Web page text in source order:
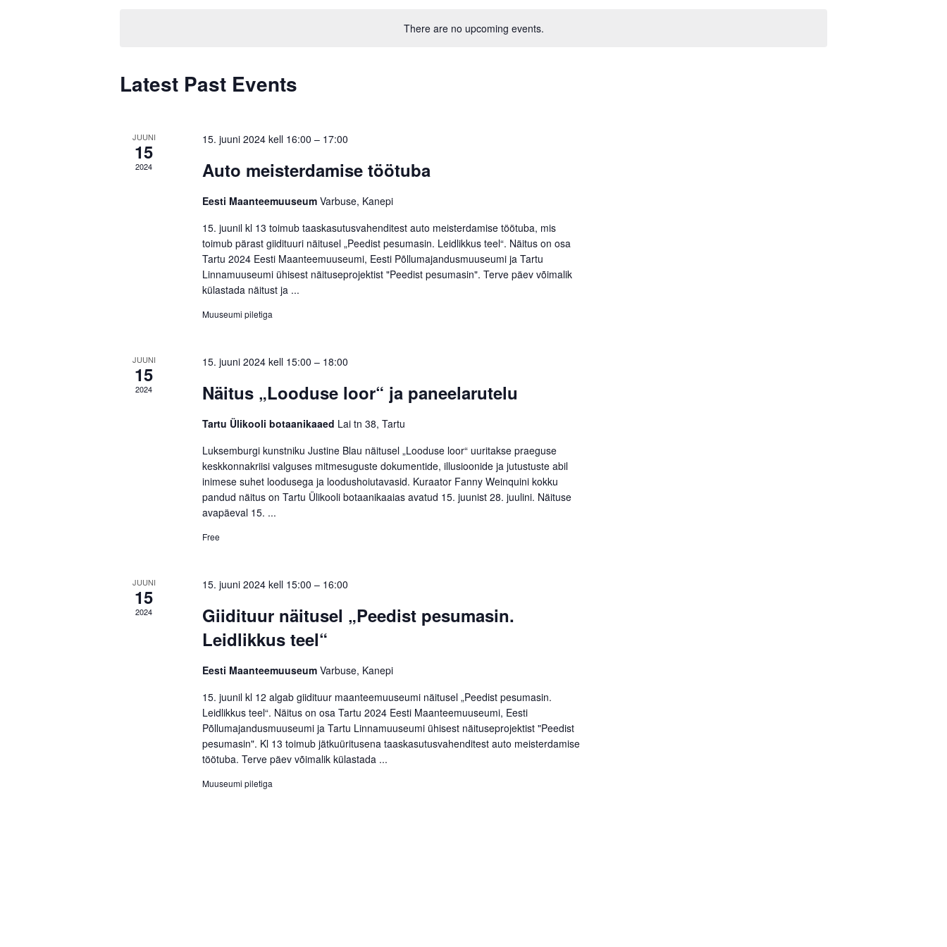
There are no upcoming events.
Latest Past Events
JUUNI
15
2024
15. juuni 2024 kell 16:00 – 17:00
Auto meisterdamise töötuba
Eesti Maanteemuuseum Varbuse, Kanepi
15. juunil kl 13 toimub taaskasutusvahenditest auto meisterdamise töötuba, mis
toimub pärast giidituuri näitusel „Peedist pesumasin. Leidlikkus teel“. Näitus on osa
Tartu 2024 Eesti Maanteemuuseumi, Eesti Põllumajandusmuuseumi ja Tartu
Linnamuuseumi ühisest näituseprojektist "Peedist pesumasin". Terve päev võimalik
külastada näitust ja ...
Muuseumi piletiga
JUUNI
15
2024
15. juuni 2024 kell 15:00 – 18:00
Näitus „Looduse loor“ ja paneelarutelu
Tartu Ülikooli botaanikaaed Lai tn 38, Tartu
Luksemburgi kunstniku Justine Blau näitusel „Looduse loor“ uuritakse praeguse
keskkonnakriisi valguses mitmesuguste dokumentide, illusioonide ja jutustuste abil
inimese suhet loodusega ja loodushoiutavasid. Kuraator Fanny Weinquini kokku
pandud näitus on Tartu Ülikooli botaanikaaias avatud 15. juunist 28. juulini. Näituse
avapäeval 15. ...
Free
JUUNI
15
2024
15. juuni 2024 kell 15:00 – 16:00
Giidituur näitusel „Peedist pesumasin.
Leidlikkus teel“
Eesti Maanteemuuseum Varbuse, Kanepi
15. juunil kl 12 algab giidituur maanteemuuseumi näitusel „Peedist pesumasin.
Leidlikkus teel“. Näitus on osa Tartu 2024 Eesti Maanteemuuseumi, Eesti
Põllumajandusmuuseumi ja Tartu Linnamuuseumi ühisest näituseprojektist "Peedist
pesumasin". Kl 13 toimub jätkuüritusena taaskasutusvahenditest auto meisterdamise
töötuba. Terve päev võimalik külastada ...
Muuseumi piletiga